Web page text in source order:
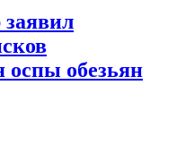
заявил
оспы обезьян